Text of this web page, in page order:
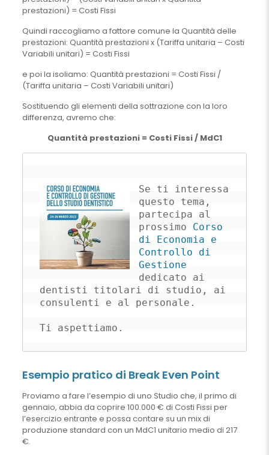
prestazioni) = Costi Fissi
Quindi raccogliamo a fattore comune la Quantità delle
prestazioni: Quantità prestazioni x (Tariffa unitaria – Costi
Variabili unitari) = Costi Fissi
e poi la isoliamo: Quantità prestazioni = Costi Fissi /
(Tariffa unitaria – Costi Variabili unitari)
Sostituendo gli elementi della sottrazione con la loro
differenza, avremo che:
Quantità prestazioni = Costi Fissi / MdC1
Se ti interessa
questo tema,
partecipa al
prossimo Corso
di Economia e
Controllo di
Gestione
dedicato ai
dentisti titolari di studio, ai
consulenti e al personale.
Ti aspettiamo.
Esempio pratico di Break Even Point
Proviamo a fare l’esempio di uno Studio che, il primo di
gennaio, abbia da coprire 100.000 € di Costi Fissi per
l’esercizio entrante e possa contare su un mix di
produzione standard con un MdC1 unitario medio di 217
€.